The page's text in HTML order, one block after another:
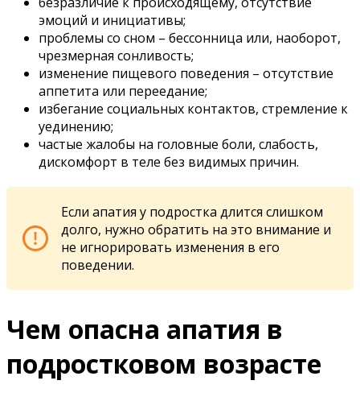
эмоций и инициативы;
проблемы со сном – бессонница или, наоборот,
чрезмерная сонливость;
изменение пищевого поведения – отсутствие
аппетита или переедание;
избегание социальных контактов, стремление к
уединению;
частые жалобы на головные боли, слабость,
дискомфорт в теле без видимых причин.
Если апатия у подростка длится слишком
долго, нужно обратить на это внимание и
не игнорировать изменения в его
поведении.
Чем опасна апатия в
подростковом возрасте